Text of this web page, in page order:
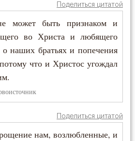
Поделиться цитатой
может быть признаком и
во Христа и любящего
о наших братьях и попечения
что и Христос угождал
Поделиться цитатой
нам, возлюбленные, и